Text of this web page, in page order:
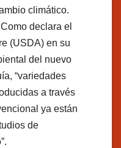
climático.
declara el
(USDA) en su
del nuevo
“variedades
a través
ya están
de